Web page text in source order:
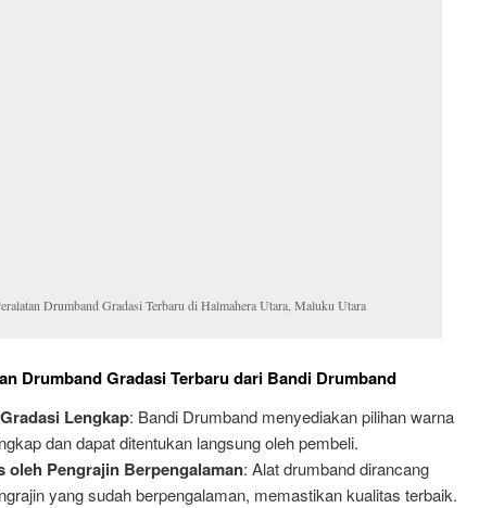
Drumband Gradasi Terbaru di Halmahera Utara, Maluku Utara
Drumband Gradasi Terbaru dari Bandi Drumband
Lengkap: Bandi Drumband menyediakan pilihan warna
dan dapat ditentukan langsung oleh pembeli.
oleh Pengrajin Berpengalaman: Alat drumband dirancang
yang sudah berpengalaman, memastikan kualitas terbaik.